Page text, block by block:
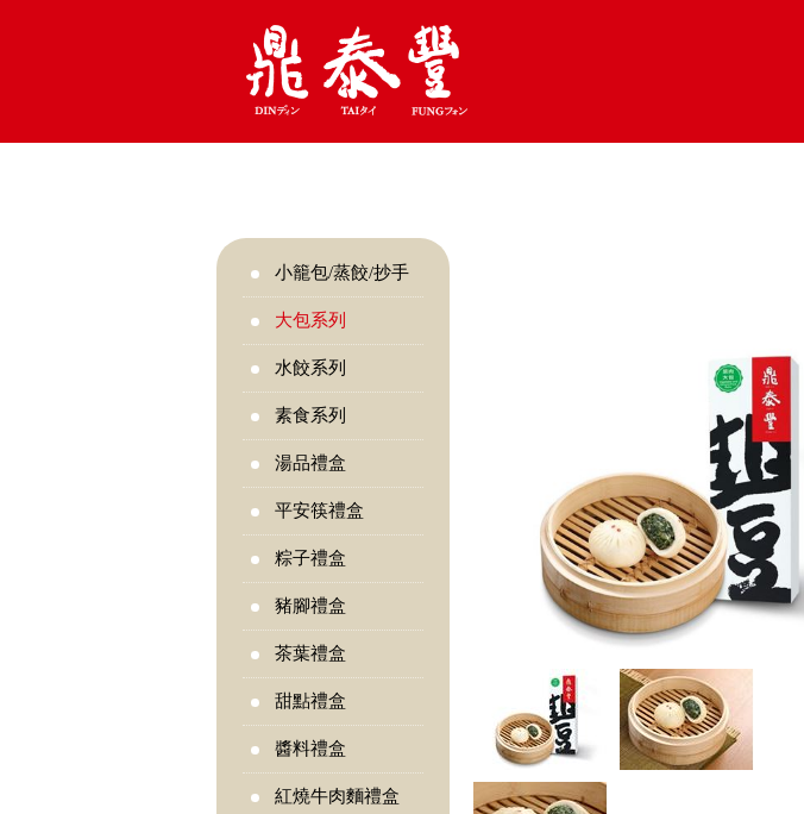
小籠包/蒸餃/抄手
大包系列
水餃系列
素食系列
湯品禮盒
平安筷禮盒
粽子禮盒
豬腳禮盒
茶葉禮盒
甜點禮盒
醬料禮盒
紅燒牛肉麵禮盒